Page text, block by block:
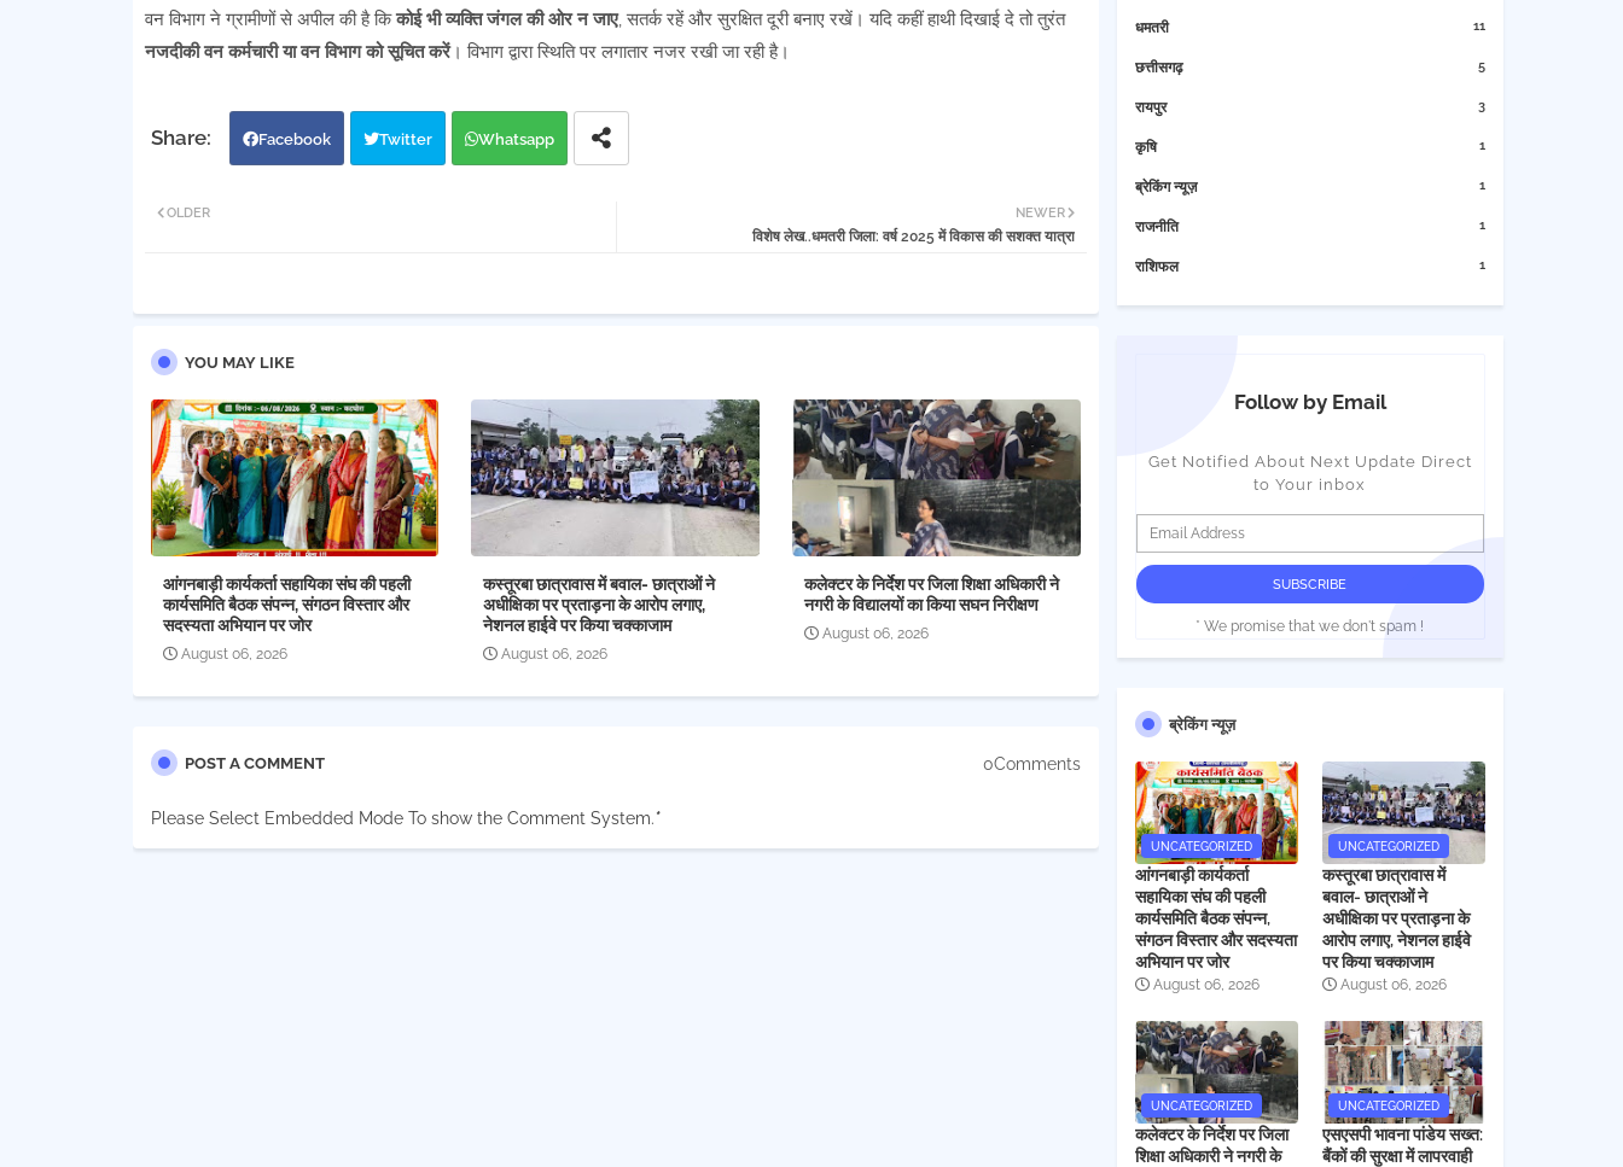
वन विभाग ने ग्रामीणों से अपील की है किकोई भी व्यक्ति जंगल की ओर न जाए, सतर्क रहें और सुरक्षित दूरी बनाए रखें। यदि कहीं हाथी दिखाई दे तो तुरंत
नजदीकी वन कर्मचारी या वन विभाग को सूचित करें। विभाग द्वारा स्थिति पर लगातार नजर रखी जा रही है।
Facebook Twitter Whatsapp
NEWER
विशेष लेख..धमतरी जिला: वर्ष 2025 में विकास की सशक्त यात्रा
OLDER
YOU MAY LIKE
आंगनबाड़ी कार्यकर्ता सहायिका संघ की पहली
कार्यसमिति बैठक संपन्न, संगठन विस्तार और
सदस्यता अभियान पर जोर
August 06, 2026
कस्तूरबा छात्रावास में बवाल- छात्राओं ने
अधीक्षिका पर प्रताड़ना के आरोप लगाए,
नेशनल हाईवे पर किया चक्काजाम
August 06, 2026
कलेक्टर के निर्देश पर जिला शिक्षा अधिकारी ने
नगरी के विद्यालयों का किया सघन निरीक्षण
August 06, 2026
POST A COMMENT 0Comments
Please Select Embedded Mode To show the Comment System.*
धमतरी 11
छत्तीसगढ़ 5
रायपुर 3
कृषि 1
ब्रेकिंग न्यूज़ 1
राजनीति 1
राशिफल 1
Follow by Email
Get Notified About Next Update Direct
to Your inbox
* We promise that we don't spam !
ब्रेकिंग न्यूज़
UNCATEGORIZED
आंगनबाड़ी कार्यकर्ता
सहायिका संघ की पहली
कार्यसमिति बैठक संपन्न,
संगठन विस्तार और सदस्यता
अभियान पर जोर
August 06, 2026
UNCATEGORIZED
कस्तूरबा छात्रावास में
बवाल- छात्राओं ने
अधीक्षिका पर प्रताड़ना के
आरोप लगाए, नेशनल हाईवे
पर किया चक्काजाम
August 06, 2026
UNCATEGORIZED
कलेक्टर के निर्देश पर जिला
शिक्षा अधिकारी ने नगरी के
UNCATEGORIZED
एसएसपी भावना पांडेय सख्त:
बैंकों की सुरक्षा में लापरवाही